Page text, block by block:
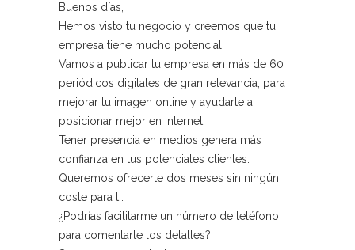
Buenos días,
Hemos visto tu negocio y creemos que tu
empresa tiene mucho potencial.
Vamos a publicar tu empresa en más de 60
periódicos digitales de gran relevancia, para
mejorar tu imagen online y ayudarte a
posicionar mejor en Internet.
Tener presencia en medios genera más
confianza en tus potenciales clientes.
Queremos ofrecerte dos meses sin ningún
coste para ti.
¿Podrías facilitarme un número de teléfono
para comentarte los detalles?